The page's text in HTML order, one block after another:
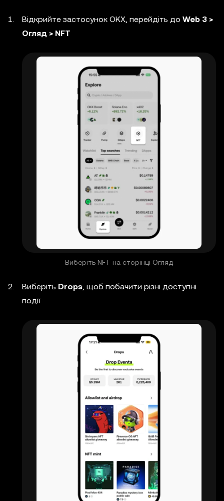
Відкрийте застосунок OKX, перейдіть до Web 3 >
Огляд > NFT
Виберіть NFT на сторінці Огляд
Виберіть Drops, щоб побачити різні доступні
події